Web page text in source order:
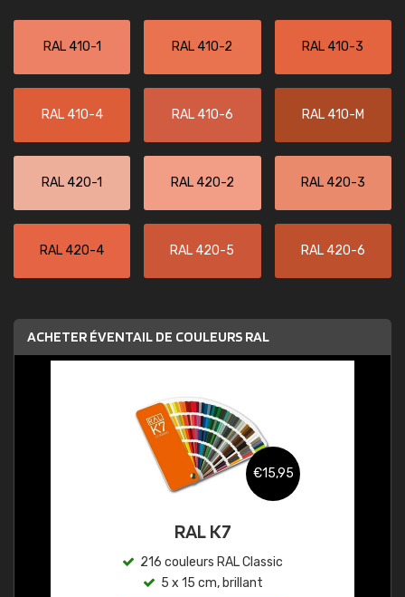
RAL 410-1 RAL 410-2 RAL 410-3
RAL 410-4 RAL 410-6 RAL 410-M
RAL 420-1 RAL 420-2 RAL 420-3
RAL 420-4 RAL 420-5 RAL 420-6
ACHETER ÉVENTAIL DE COULEURS RAL
€15,95
RAL K7
216 couleurs RAL Classic
5 x 15 cm, brillant